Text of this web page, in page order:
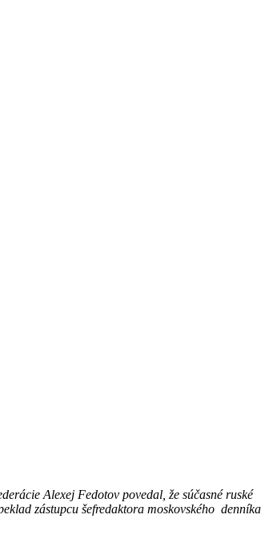
Alexej Fedotov povedal, že súčasné ruské
zástupcu šefredaktora moskovského denníka